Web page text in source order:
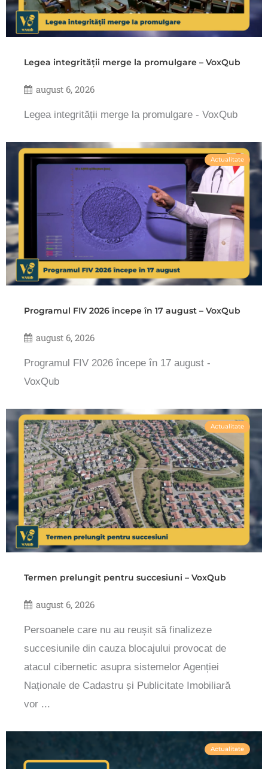
Legea integrității merge la promulgare – VoxQub
august 6, 2026
Legea integrității merge la promulgare - VoxQub
Actualitate
Programul FIV 2026 începe în 17 august – VoxQub
august 6, 2026
Programul FIV 2026 începe în 17 august -
VoxQub
Actualitate
Termen prelungit pentru succesiuni – VoxQub
august 6, 2026
Persoanele care nu au reușit să finalizeze
succesiunile din cauza blocajului provocat de
atacul cibernetic asupra sistemelor Agenției
Naționale de Cadastru și Publicitate Imobiliară
vor ...
Actualitate